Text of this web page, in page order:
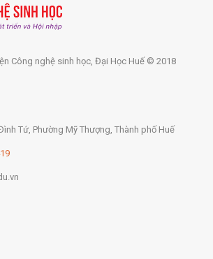
Công nghệ sinh học, Đại Học Huế © 2018
Tứ, Phường Mỹ Thượng, Thành phố Huế